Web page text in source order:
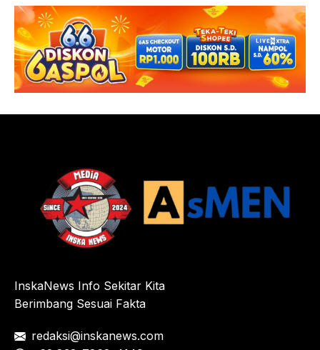
InskaNews Info Sekitar Kita
Berimbang Sesuai Fakta
redaksi@inskanews.com